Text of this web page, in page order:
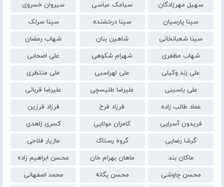
سهیل مهرزادگان
سیامک عباسی
سیروان خسروی
سینا پارسیان
سینا درخشنده
سینا سرلک
سینا شعبانخانی
شاهین بنان
شهاب رمضان
شهاب مظفری
شهرام شکوهی
علی اصحابی
علی زند وکیلی
علی لهراسبی
علی منتظری
علی یاسینی
علیرضا طلیسچی
علیرضا قربانی
عماد طالب زاده
فرزاد فرخ
فرزاد فرزین
فریدون آسرایی
کامران مولایی
کسری زاهدی
گرشا رضایی
گروه رستاک
مازیار فلاحی
ماکان بند
ماهان بهرام خان
محسن ابراهیم زاده
محسن چاوشی
محسن یگانه
محمد اصفهانی